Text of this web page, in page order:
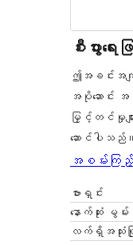
စီးပွားရ
ဤအခင်းအက
အပိုဆောင်း အ
မြှင့်တင်မှုမျ
ဆောင်ပါသည်။
အစမ်းက
ဗားရှင်း
နောက်ဆုံး မွ
လက်ရှိအသုံးပြု